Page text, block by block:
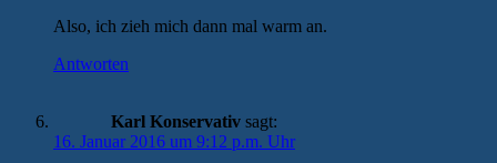
Also, ich zieh mich dann mal warm an.
Antworten
Karl Konservativ sagt:
16. Januar 2016 um 9:12 p.m. Uhr